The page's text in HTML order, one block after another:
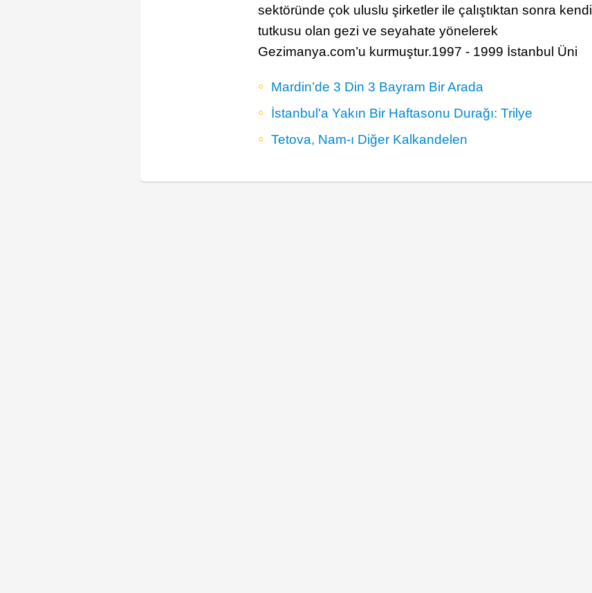
sektöründe çok uluslu şirketler ile çalıştıktan sonra kendi
tutkusu olan gezi ve seyahate yönelerek
Gezimanya.com’u kurmuştur.1997 - 1999 İstanbul Üni
Mardin’de 3 Din 3 Bayram Bir Arada
İstanbul'a Yakın Bir Haftasonu Durağı: Trilye
Tetova, Nam-ı Diğer Kalkandelen